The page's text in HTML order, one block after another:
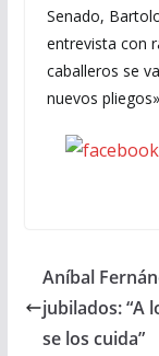
Senado,
entrevista con
caballeros se
nuevos
Aníbal
jubilados: “A
se los cuida”